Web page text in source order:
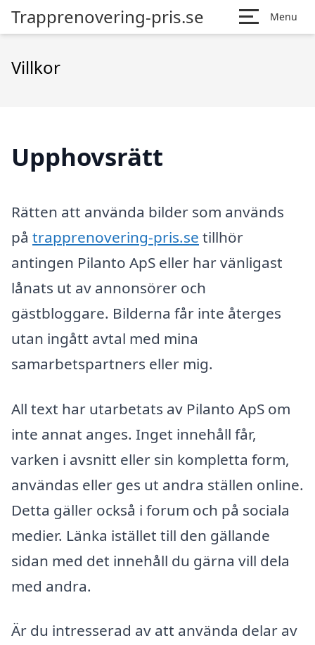
Trapprenovering-pris.se Menu
Villkor
Upphovsrätt
Rätten att använda bilder som används
på trapprenovering-pris.se tillhör
antingen Pilanto ApS eller har vänligast
lånats ut av annonsörer och
gästbloggare. Bilderna får inte återges
utan ingått avtal med mina
samarbetspartners eller mig.
All text har utarbetats av Pilanto ApS om
inte annat anges. Inget innehåll får,
varken i avsnitt eller sin kompletta form,
användas eller ges ut andra ställen online.
Detta gäller också i forum och på sociala
medier. Länka istället till den gällande
sidan med det innehåll du gärna vill dela
med andra.
Är du intresserad av att använda delar av